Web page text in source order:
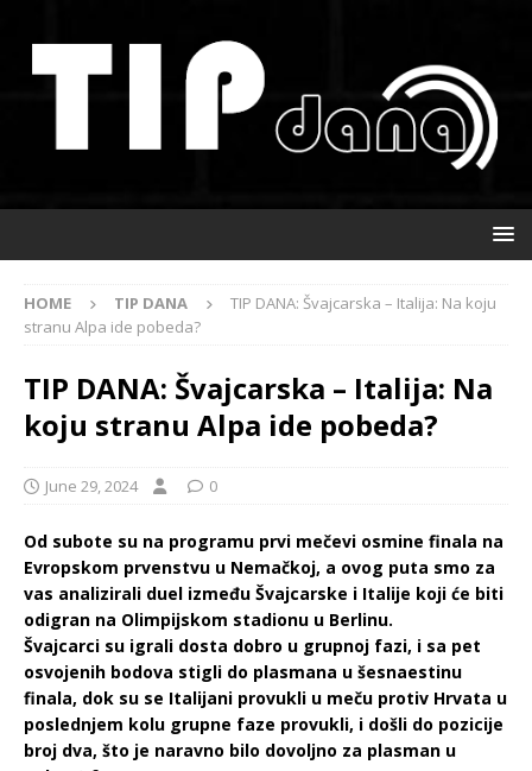
HOME TIP DANA
TIP DANA: Švajcarska – Italija: Na koju
stranu Alpa ide pobeda?
TIP DANA: Švajcarska – Italija: Na
koju stranu Alpa ide pobeda?
June 29, 2024 0
Od subote su na programu prvi mečevi osmine finala na
Evropskom prvenstvu u Nemačkoj, a ovog puta smo za
vas analizirali duel između Švajcarske i Italije koji će biti
odigran na Olimpijskom stadionu u Berlinu.
Švajcarci su igrali dosta dobro u grupnoj fazi, i sa pet
osvojenih bodova stigli do plasmana u šesnaestinu
finala, dok su se Italijani provukli u meču protiv Hrvata u
poslednjem kolu grupne faze provukli, i došli do pozicije
broj dva, što je naravno bilo dovoljno za plasman u